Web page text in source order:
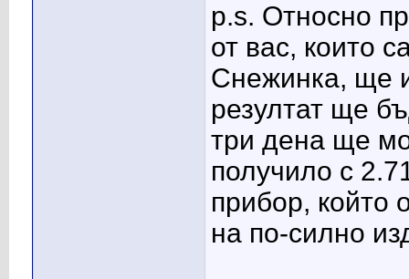
p.s. Относно
от вас, които
Снежинка, ще
резултат ще
три дена ще
получило с
прибор, който
на по-силно